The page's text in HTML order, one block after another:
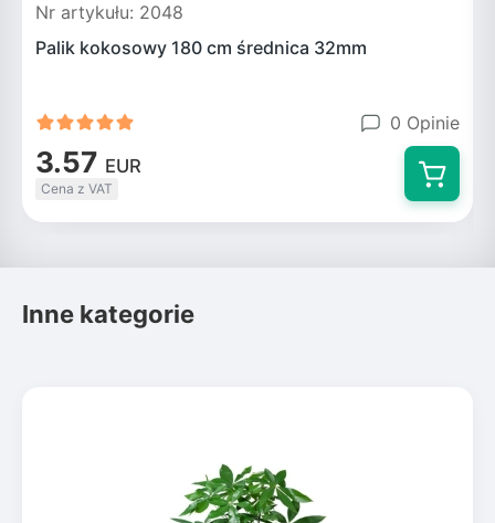
Nr artykułu: 2048
Palik kokosowy 180 cm średnica 32mm
0 Opinie
3.57 EUR
Cena z VAT
Inne kategorie